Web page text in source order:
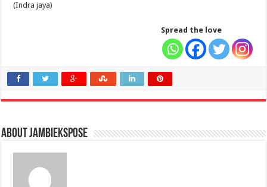
(Indra jaya)
Spread the love
About jambiekspose